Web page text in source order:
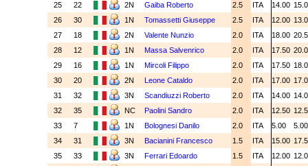
25
22 2N Gaiba Roberto 2.5 ITA 14.00
26
30 1N Tomassetti Giuseppe 2.5 ITA 12.00
27
18 2N Valente Nunzio 2.0 ITA 18.00
28
12 1N Massa Salvenrico 2.0 ITA 17.50
29
16 1N Mircoli Filippo 2.0 ITA 17.50
30
20 2N Leone Cataldo 2.0 ITA 17.00
31
32 3N Scandiuzzi Roberto 2.0 ITA 14.00
32
35 NC Paolini Sandro 2.0 ITA 12.50
33
7 1N Bolognesi Danilo 2.0 ITA 5.00
34
31 3N Bacianini Francesco 1.5 ITA 15.00
35
33 3N Ferrari Edoardo 1.5 ITA 12.00